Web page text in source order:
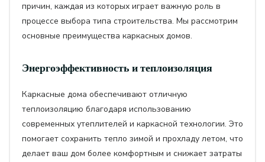
причин, каждая из которых играет важную роль в
процессе выбора типа строительства. Мы рассмотрим
основные преимущества каркасных домов.
Энергоэффективность и теплоизоляция
Каркасные дома обеспечивают отличную
теплоизоляцию благодаря использованию
современных утеплителей и каркасной технологии. Это
помогает сохранить тепло зимой и прохладу летом, что
делает ваш дом более комфортным и снижает затраты